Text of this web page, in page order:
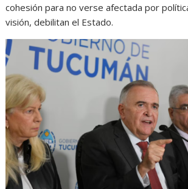
cohesión para no verse afectada por
visión, debilitan el Estado.